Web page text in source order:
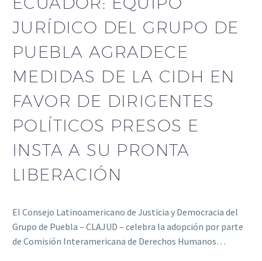
JURÍDICO DEL GRUPO DE
PUEBLA AGRADECE
MEDIDAS DE LA CIDH EN
FAVOR DE DIRIGENTES
POLÍTICOS PRESOS E
INSTA A SU PRONTA
LIBERACIÓN
El Consejo Latinoamericano de Justicia y Democracia del
Grupo de Puebla – CLAJUD – celebra la adopción por parte
de Comisión Interamericana de Derechos Humanos…